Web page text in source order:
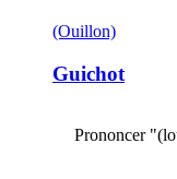
(Ouillon)
Guichot
Prononcer